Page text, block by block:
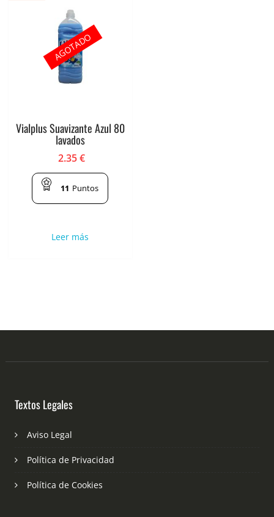
Vialplus Suavizante Azul 80
lavados
2.35€
11 Puntos
Leer más
AGOTADO
Textos Legales
Aviso Legal
Política de Privacidad
Política de Cookies